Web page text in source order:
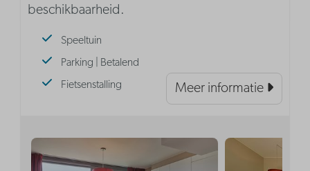
beschikbaarheid.
Speeltuin
Parking | Betalend
Fietsenstalling
Meer informatie